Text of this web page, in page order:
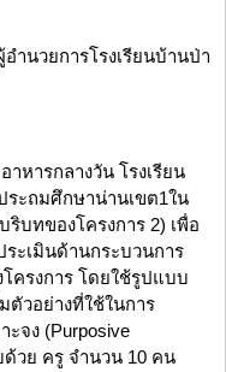
ำนวยการโรงเรียนบ้านป่า
าหารกลางวัน โรงเรียน
ะถมศึกษาน่านเขต1ใน
บทของโครงการ 2) เพื่อ
ระเมินด้านกระบวนการ
ครงการ โดยใช้รูปแบบ
ตัวอย่างที่ใช้ในการ
ะจง (Purposive
ด้วย ครู จำนวน 10 คน